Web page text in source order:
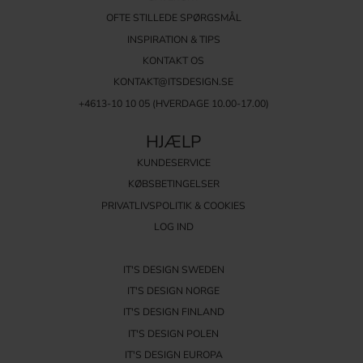
hos It's Design i dag, og tag det første skridt mod en stilfuld og
funktionel garderobe.OFTE STILLEDE SPØRGSMÅL
INSPIRATION & TIPS
KONTAKT OS
KONTAKT@ITSDESIGN.SE
+4613-10 10 05 (HVERDAGE 10.00-17.00)
HJÆLP
KUNDESERVICE
KØBSBETINGELSER
PRIVATLIVSPOLITIK & COOKIES
LOG IND
IT'S DESIGN SWEDEN
IT'S DESIGN NORGE
IT'S DESIGN FINLAND
IT'S DESIGN POLEN
IT'S DESIGN EUROPA